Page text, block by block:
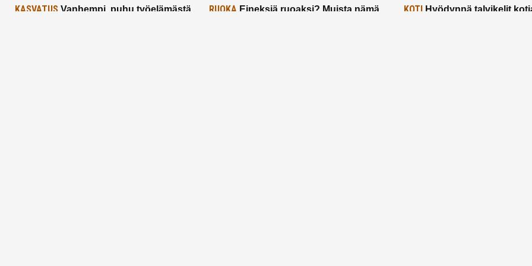
KASVATUS Vanhempi, puhu työelämästä
RUOKA Eineksiä ruoaksi? Muista nämä
KOTIHyödynnä talvikelit